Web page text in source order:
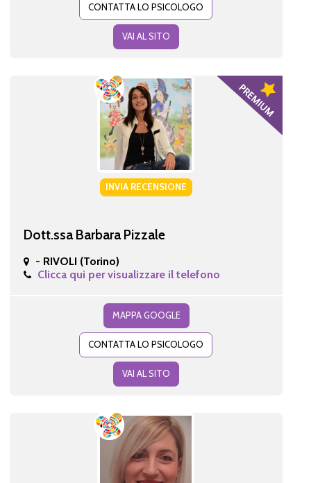
CONTATTA LO PSICOLOGO
VAI AL SITO
INVIA RECENSIONE
Dott.ssa Barbara Pizzale
- RIVOLI (Torino)
Clicca qui per visualizzare il telefono
MAPPA GOOGLE
CONTATTA LO PSICOLOGO
VAI AL SITO